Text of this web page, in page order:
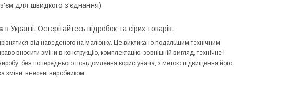
для швидкого з'єднання)
в Україні. Остерігайтесь підробок та сірих товарів.
від наведеного на малюнку. Це викликано подальшим технічним
вносити зміни в конструкцію, комплектацію, зовнішній вигляд, технічне і
без попереднього повідомлення користувача, з метою підвищення його
зміни, внесені виробником.